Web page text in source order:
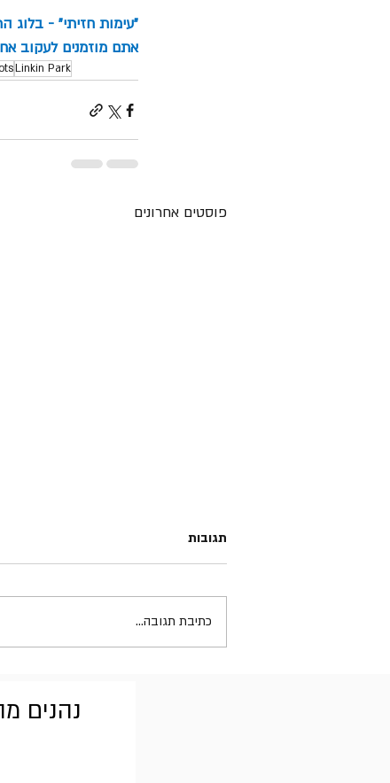
"עימות חזיתי" - בלוג
אתם מוזמנים לעקוב
Linkin Park
פוסטים אחרונים
תגובות
כתיבת תגובה...
נהנים